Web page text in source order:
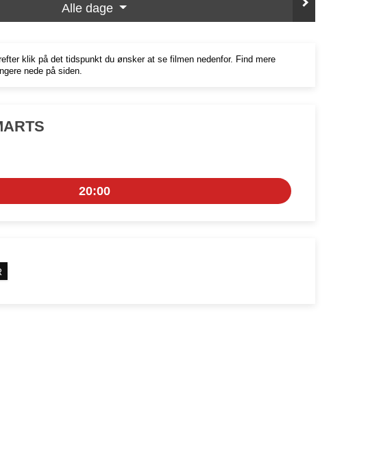
Alle dage
klik på det tidspunkt du ønsker at se filmen nedenfor. Find mere
nede på siden.
20:00